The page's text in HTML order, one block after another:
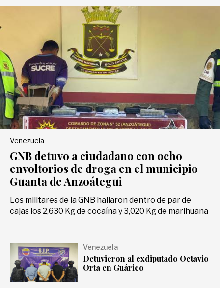
Economía
Deportes
Entretenimiento
Views
Curiosidades
Salud
Venezuela
GNB detuvo a ciudadano con ocho
envoltorios de droga en el municipio
Guanta de Anzoátegui
Los militares de la GNB hallaron dentro de par de
cajas los 2,630 Kg de cocaína y 3,020 Kg de marihuana
Venezuela
Detuvieron al exdiputado Octavio
Orta en Guárico